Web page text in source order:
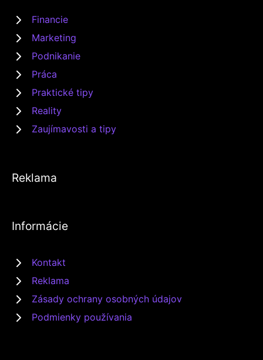
Financie
Marketing
Podnikanie
Práca
Praktické tipy
Reality
Zaujímavosti a tipy
Reklama
Informácie
Kontakt
Reklama
Zásady ochrany osobných údajov
Podmienky používania